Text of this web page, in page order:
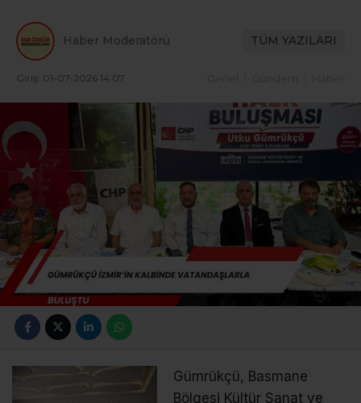
Haber Moderatörü TÜM YAZILARI
Giriş: 01-07-2026 14:07 Gündem Haber
Gümrükçü, Basmane
Bölgesi Kültür Sanat ve